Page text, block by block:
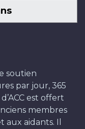
soutien
par jour, 365
est offert
membres
aux aidants. Il